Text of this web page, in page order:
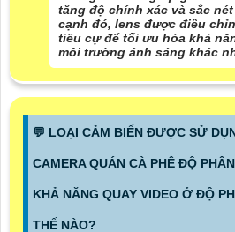
tăng độ chính xác và sắc
cạnh đó, lens được điều
tiêu cự để tối ưu hóa khả
môi trường ánh sáng khác
️💬 LOẠI CẢM BIẾN ĐƯỢC SỬ
CAMERA QUÁN CÀ PHÊ ĐỘ
KHẢ NĂNG QUAY VIDEO Ở ĐỘ
THẾ NÀO?